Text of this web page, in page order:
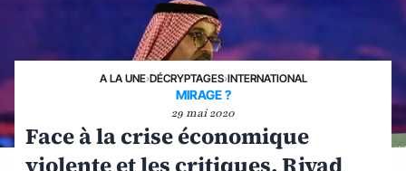
A LA UNE›DÉCRYPTAGES›INTERNATIONAL
MIRAGE ?
29 mai 2020
Face à la crise économique